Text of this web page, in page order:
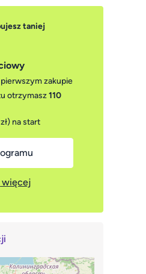
taniej
zakupie
otrzymasz110
na start
więcej